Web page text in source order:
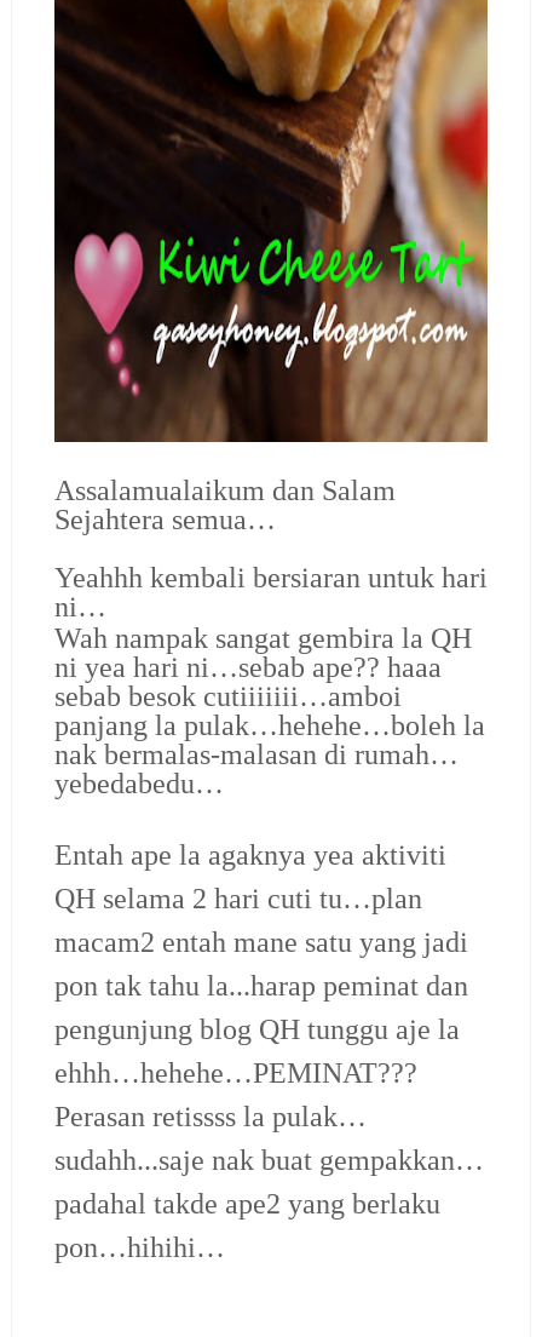
Assalamualaikum dan Salam
Sejahtera semua…
Yeahhh kembali bersiaran untuk hari
ni…
Wah nampak sangat gembira la QH
ni yea hari ni…sebab ape?? haaa
sebab besok cutiiiiiii…amboi
panjang la pulak…hehehe…boleh la
nak bermalas-malasan di rumah…
yebedabedu…
Entah ape la agaknya yea aktiviti
QH selama 2 hari cuti tu…plan
macam2 entah mane satu yang jadi
pon tak tahu la...harap peminat dan
pengunjung blog QH tunggu aje la
ehhh…hehehe…PEMINAT???
Perasan retissss la pulak…
sudahh...saje nak buat gempakkan…
padahal takde ape2 yang berlaku
pon…hihihi…